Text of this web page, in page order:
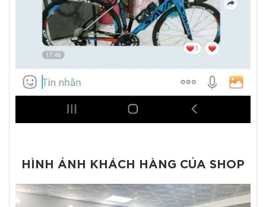
HÌNH ẢNH KHÁCH HÀNG CỦA SHOP